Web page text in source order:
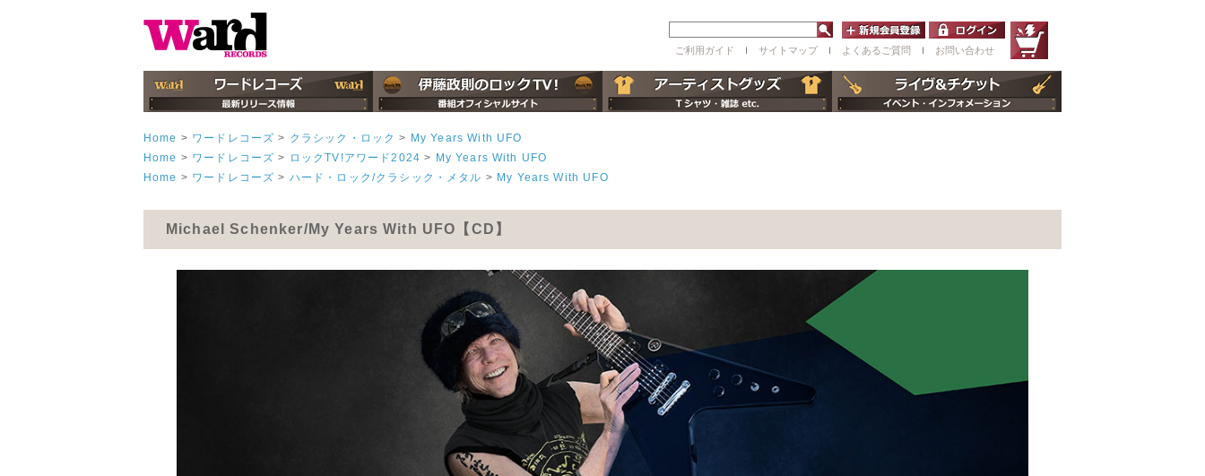
ご利用ガイド ｌ サイトマップ ｌ よくあるご質問 ｌ お問い合わせ
Home > ワードレコーズ > クラシック・ロック > My Years With UFO
Home > ワードレコーズ > ロックTV!アワード2024 > My Years With UFO
Home > ワードレコーズ > ハード・ロック/クラシック・メタル > My Years With UFO
Michael Schenker/My Years With UFO【CD】